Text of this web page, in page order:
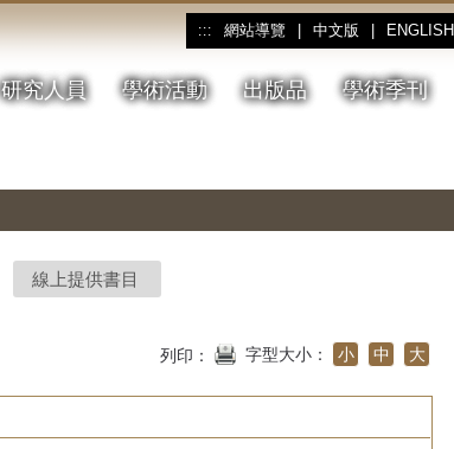
::: 網站導覽 中文版 ENGLISH
研究人員 學術活動 出版品 學術季刊
線上提供書目
列印： 字型大小： 小 中 大